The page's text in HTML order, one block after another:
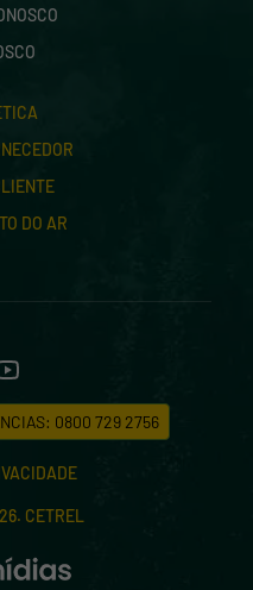
DO AR
0800 729 2756
CETREL